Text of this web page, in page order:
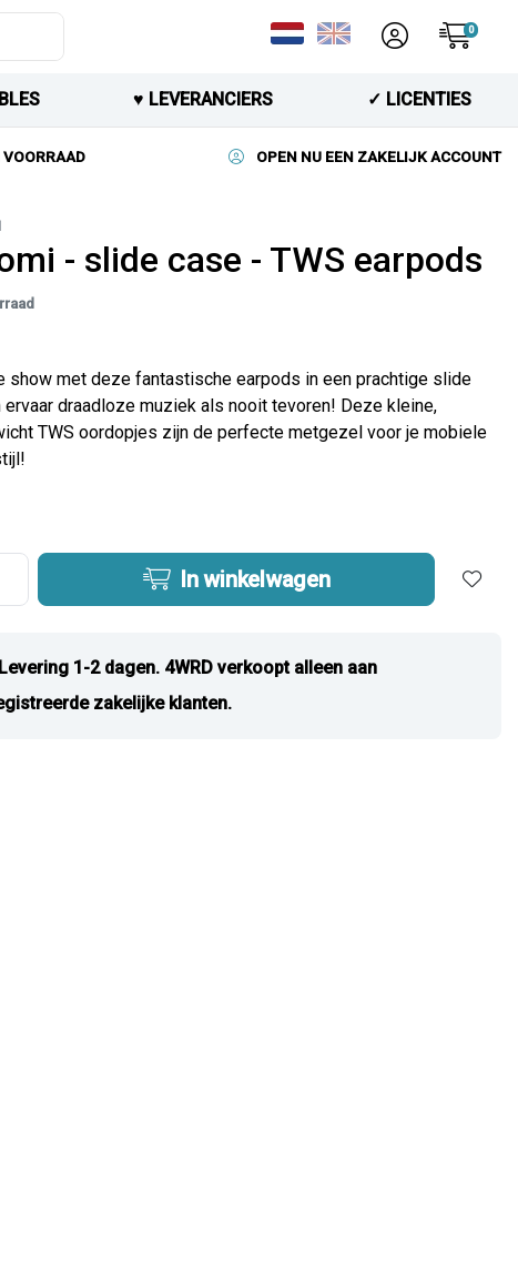
0
♥︎ LEVERANCIERS ✓ LICENTIES
VOORRAAD OPEN NU EEN ZAKELIJK ACCOUNT
- slide case - TWS earpods
show met deze fantastische earpods in een prachtige slide
ervaar draadloze muziek als nooit tevoren! Deze kleine,
TWS oordopjes zijn de perfecte metgezel voor je mobiele
In winkelwagen
Levering 1-2 dagen. 4WRD verkoopt alleen aan
zakelijke klanten.